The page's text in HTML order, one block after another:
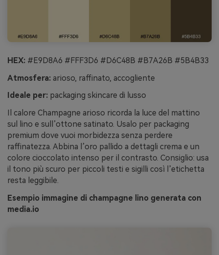
HEX: #E9D8A6 #FFF3D6 #D6C48B #B7A26B #5B4B33
Atmosfera: arioso, raffinato, accogliente
Ideale per: packaging skincare di lusso
Il calore Champagne arioso ricorda la luce del mattino
sul lino e sull’ottone satinato. Usalo per packaging
premium dove vuoi morbidezza senza perdere
raffinatezza. Abbina l’oro pallido a dettagli crema e un
colore cioccolato intenso per il contrasto. Consiglio: usa
il tono più scuro per piccoli testi e sigilli così l’etichetta
resta leggibile.
Esempio immagine di champagne lino generata con
media.io